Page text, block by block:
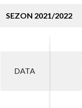
SEZON 2021/2022
DATA
DATA